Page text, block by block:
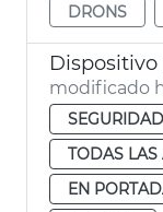
DRONS
Dispositivo
modificado
TODAS LAS
EN